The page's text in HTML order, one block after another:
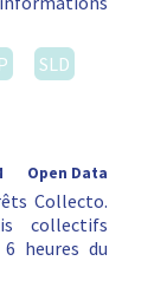
SLD
Open Data
Collecto.
collectifs
heures du